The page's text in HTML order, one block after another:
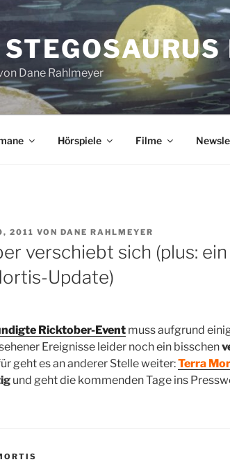
Dane Rahlmeyer
Hörspiele Filme
2011 VON DANE RAHLMEYER
verschiebt sich (plus:
Update)
Ricktober-Event muss aufgrund
Ereignisse leider noch ein bisschen
geht es an anderer Stelle weiter:Terra
und geht die kommenden Tage ins